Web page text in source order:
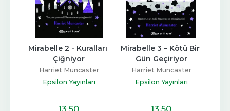
Mirabelle 2 - Kuralları
Çiğniyor
Harriet Muncaster
Epsilon Yayınları
Mirabelle 3 – Kötü Bir
Gün Geçiriyor
Harriet Muncaster
Epsilon Yayınları